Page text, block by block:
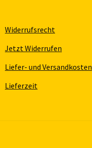
Widerrufsrecht
Jetzt Widerrufen
Liefer- und Versandkosten
Lieferzeit